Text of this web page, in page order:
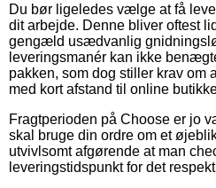
Du bør ligeledes vælge at få
dit arbejde. Denne bliver oftest
gengæld usædvanlig
leveringsmanér kan ikke
pakken, som dog stiller krav om
med kort afstand til online
Fragtperioden på Choose er jo
skal bruge din ordre om et
utvivlsomt afgørende at man
leveringstidspunkt for det